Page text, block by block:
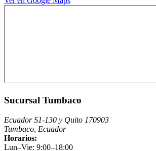
Sucursal Tumbaco
Ecuador S1-130 y Quito 170903
Tumbaco, Ecuador
Horarios:
Lun–Vie: 9:00–18:00